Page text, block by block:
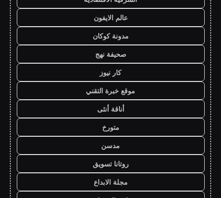
عالم الايفون
مدونة كوكان
صحيفة نهج
كار نيوز
موقع خبرة التقني
أناقة أنثى
متورخ
مدسن
روتانا تسويق
مجلة الابداع